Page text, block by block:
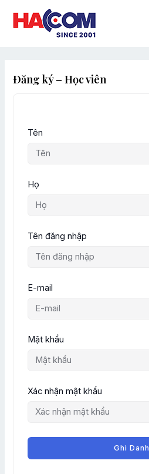
content
Đăng ký – Học viên
Tên
Họ
Tên đăng nhập
E-mail
Mật khẩu
Xác nhận mật khẩu
Ghi Danh